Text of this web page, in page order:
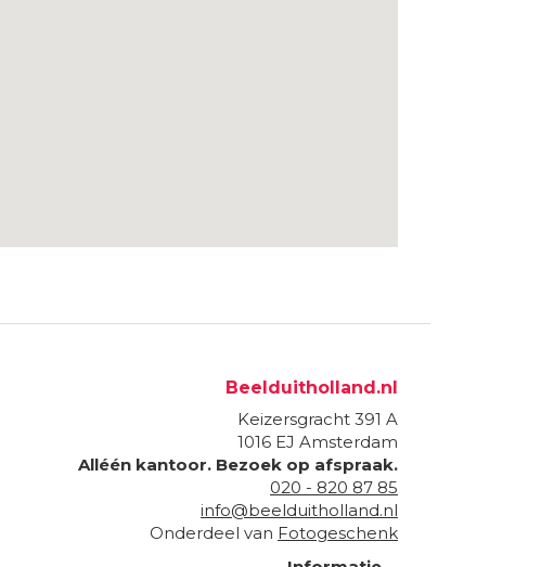
Beelduitholland.nl
Keizersgracht 391 A
1016 EJ Amsterdam
Alléén kantoor. Bezoek op afspraak.
020 - 820 87 85
info@beelduitholland.nl
Onderdeel van Fotogeschenk